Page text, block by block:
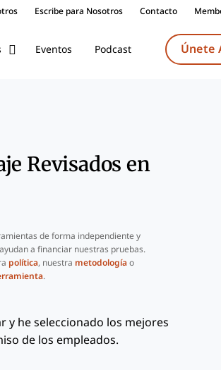
Escribe para Nosotros Contacto
Eventos Podcast Únete
Revisados en
de forma independiente y
a financiar nuestras pruebas.
política, nuestra metodologíao
.
y he seleccionado los mejores
de los empleados.